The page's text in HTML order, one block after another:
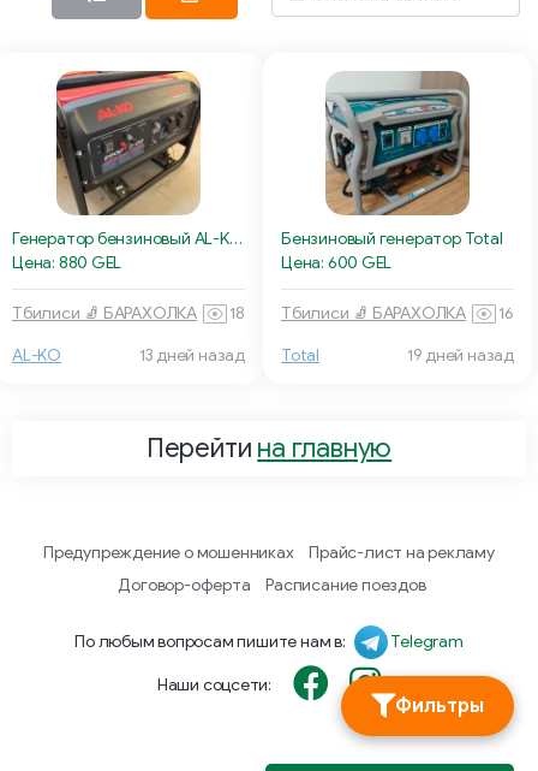
Фильтры
Генератор бензиновый AL-KO 3500-C
Цена: 880 GEL
Тбилиси 🧦 БАРАХОЛКА 18
AL-KO 13 дней назад
Бензиновый генератор Total
Цена: 600 GEL
Тбилиси 🧦 БАРАХОЛКА 16
Total 19 дней назад
Перейти на главную
Предупреждение о мошенниках
Прайс-лист на рекламу
Договор-оферта
Расписание поездов
По любым вопросам пишите нам в: Telegram
Наши соцсети: